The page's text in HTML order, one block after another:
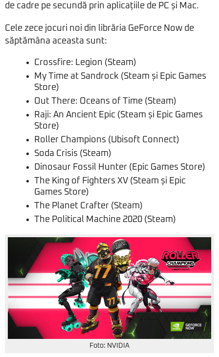
de cadre pe secundă prin aplicațiile de PC și Mac.
Cele zece jocuri noi din librăria GeForce Now de
săptămâna aceasta sunt:
Crossfire: Legion (Steam)
My Time at Sandrock (Steam și Epic Games
Store)
Out There: Oceans of Time (Steam)
Raji: An Ancient Epic (Steam și Epic Games
Store)
Roller Champions (Ubisoft Connect)
Soda Crisis (Steam)
Dinosaur Fossil Hunter (Epic Games Store)
The King of Fighters XV (Steam și Epic
Games Store)
The Planet Crafter (Steam)
The Political Machine 2020 (Steam)
Foto: NVIDIA